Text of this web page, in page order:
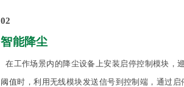
02
智能降尘
在工作场景内的降尘设备上安装启停控制模块，
阈值时，利用无线模块发送信号到控制端，通过